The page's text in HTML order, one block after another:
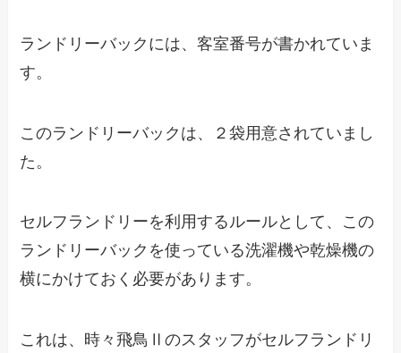
ランドリーバックには、客室番号が書かれていま
す。
このランドリーバックは、２袋用意されていまし
た。
セルフランドリーを利用するルールとして、この
ランドリーバックを使っている洗濯機や乾燥機の
横にかけておく必要があります。
これは、時々飛鳥Ⅱのスタッフがセルフランドリ